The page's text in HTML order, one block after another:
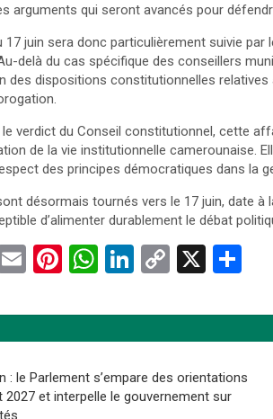
arguments qui seront avancés pour
17 juin sera donc particulièrement suivie
delà du cas spécifique des conseillers
des dispositions constitutionnelles
verdict du Conseil constitutionnel, cette
de la vie institutionnelle camerounaise.
des principes démocratiques dans la
désormais tournés vers le 17 juin, date
d’alimenter durablement le débat
E
ail
Pi
er
es
t
W
at
s
A
p
Li
ke
dI
n
C
py
Li
n
k
X
ta
g
er
: le Parlement s’empare des orientations
2027 et interpelle le gouvernement sur